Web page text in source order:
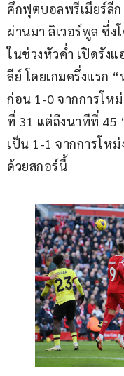
ศึกฟุตบอลพรีเมียร์ลีก
ผ่านมา ลิเวอร์พูล ซึ่ง
ในช่วงหัวค่ำ เปิดรัง
ลีย์ โดยเกมครึ่งแรก
ก่อน 1-0 จากการโห
ที่ 31 แต่ถึงนาทีที่ 45
เป็น 1-1 จากการโห
ด้วยสกอร์นี้